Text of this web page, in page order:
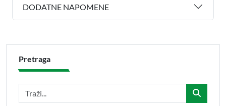
DODATNE NAPOMENE
Pretraga